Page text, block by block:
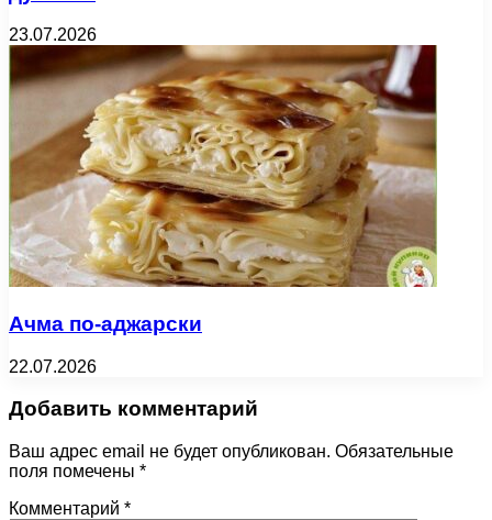
23.07.2026
Ачма по-аджарски
22.07.2026
Добавить комментарий
Ваш адрес email не будет опубликован. Обязательные
поля помечены *
Комментарий *